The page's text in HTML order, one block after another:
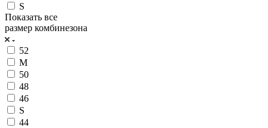
S
Показать все
размер комбинезона
52
M
50
48
46
S
44